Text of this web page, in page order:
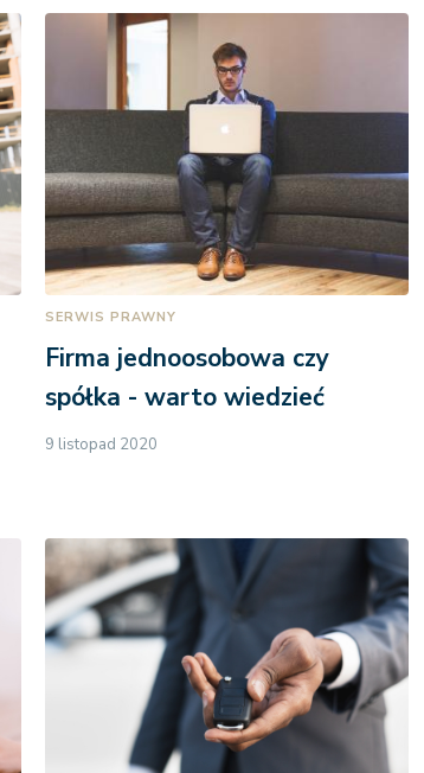
SERWIS PRAWNY
Firma jednoosobowa czy
spółka - warto wiedzieć
9 listopad 2020